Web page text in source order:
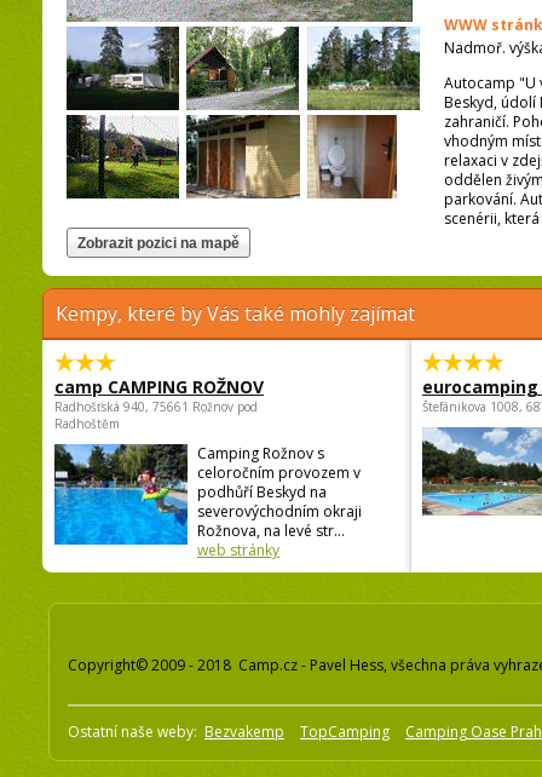
WWW
Nadmoř.
Autocamp "U
Beskyd, údolí
zahraničí.
vhodným
relaxaci v
oddělen
parkování.
scenérii,
Kempy, které by Vás také mohly zajímat
camp CAMPING ROŽNOV
Radhošťská 940, 75661 Rožnov pod
Radhoštěm
Camping Rožnov s
celoročním provozem v
podhůří Beskyd na
severovýchodním okraji
Rožnova, na levé str...
web stránky
Štefánikova 1008,
Copyright© 2009 - 2018 Camp.cz - Pavel Hess, všechna práva
Ostatní naše weby: Bezvakemp TopCamping Camping Oase